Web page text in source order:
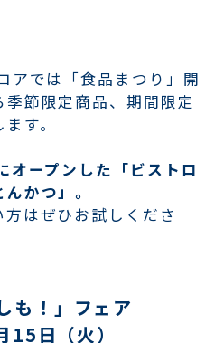
アでは「食品まつり」開
節限定商品、期間限定
す。
ープンした「ビストロ
かつ」。
はぜひお試しくださ
も！」フェア
日（火）